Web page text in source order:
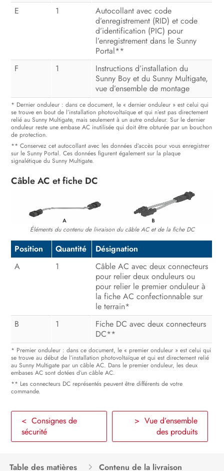
E
1
Autocollant avec code
d’enregistrement (RID) et code
d’identification (PIC) pour
l’enregistrement dans le Sunny
Portal**
F
1
Instructions d’installation du
Sunny Boy et du Sunny Multigate,
vue d’ensemble de montage
* Dernier onduleur : dans ce document, le « dernier onduleur » est celui qui
se trouve en bout de l’installation photovoltaïque et qui n’est pas directement
relié au Sunny Multigate, mais seulement à un autre onduleur. Sur le dernier
onduleur reste une embase AC inutilisée qui doit être obturée par un bouchon
de protection.
** Conservez cet autocollant avec les données d’accès pour vous enregistrer
sur le Sunny Portal. Ces données figurent également sur la plaque
signalétique du Sunny Multigate.
Câble AC et fiche DC
Éléments du contenu de livraison du câble AC et de la fiche DC
Position Quantité
Désignation
A
1
Câble AC avec deux connecteurs
pour relier deux onduleurs ou
pour relier le premier onduleur à
la fiche AC confectionnable sur
le terrain*
B
1
Fiche DC avec deux connecteurs
DC**
* Premier onduleur : dans ce document, le « premier onduleur » est celui qui
se trouve au début de l’installation photovoltaïque et qui est directement relié
au Sunny Multigate par un câble AC. Dans le premier onduleur, les deux
embases AC sont dotées d’un câble AC.
** Les connecteurs DC représentés peuvent être différents de votre
commande.
< Consignes de
sécurité
> Vue d’ensemble
des produits
Table des matières Contenu de la livraison